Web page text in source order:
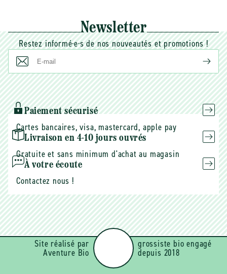
Newsletter
Restez informé·e·s de nos nouveautés et promotions !
E-
mail
Paiement sécurisé
Cartes bancaires, visa, mastercard, apple pay
Livraison en 4-10 jours ouvrés
Gratuite et sans minimum d'achat au magasin
À votre écoute
Contactez nous !
Site réalisé par
Aventure Bio
grossiste bio engagé
depuis 2018